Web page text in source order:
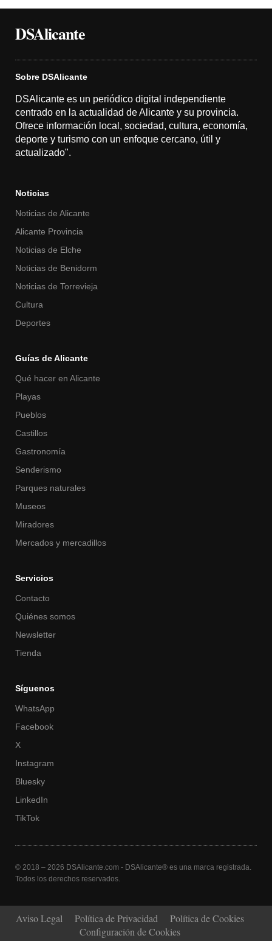
DSAlicante
Sobre DSAlicante
DSAlicante es un periódico digital independiente
centrado en la actualidad de Alicante y su provincia.
Ofrece información local, sociedad, cultura, economía,
deporte y turismo con un enfoque cercano, útil y
actualizado".
Noticias
Noticias de Alicante
Alicante Provincia
Noticias de Elche
Noticias de Benidorm
Noticias de Torrevieja
Cultura
Deportes
Guías de Alicante
Qué hacer en Alicante
Playas
Pueblos
Castillos
Gastronomía
Senderismo
Parques naturales
Museos
Miradores
Mercados y mercadillos
Servicios
Contacto
Quiénes somos
Newsletter
Tienda
Síguenos
WhatsApp
Facebook
X
Instagram
Bluesky
LinkedIn
TikTok
© 2018 – 2026 DSAlicante.com - DSAlicante® es una marca registrada.
Todos los derechos reservados.
Aviso Legal Política de Privacidad
Política de Cookies
Configuración de Cookies